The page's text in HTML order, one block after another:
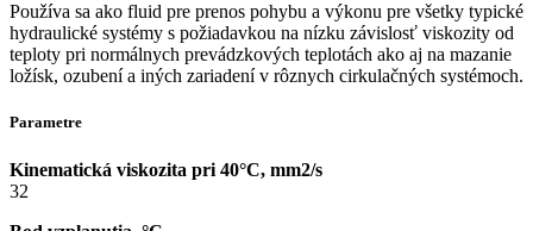
Používa sa ako fluid pre prenos pohybu a výkonu pre všetky typické
hydraulické systémy s požiadavkou na nízku závislosť viskozity od
teploty pri normálnych prevádzkových teplotách ako aj na mazanie
ložísk, ozubení a iných zariadení v rôznych cirkulačných systémoch.
Parametre
Kinematická viskozita pri 40°C, mm2/s
32